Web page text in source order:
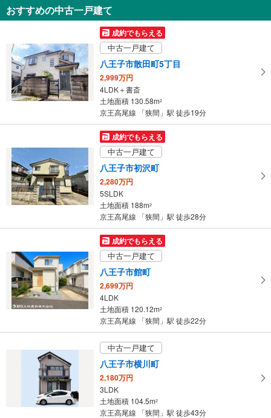
八王子市上壱分方町
3,099万円
4SLDK
土地面積 130.05m
京王高尾線 「狭間」駅 徒歩73分
おすすめの中古一戸建て
成約でもらえる
中古一戸建て
八王子市散田町5丁目
2,999万円
4LDK＋書斎
土地面積 130.58m2
京王高尾線 「狭間」駅 徒歩19分
成約でもらえる
中古一戸建て
八王子市初沢町
2,280万円
5SLDK
土地面積 188m2
京王高尾線 「狭間」駅 徒歩28分
成約でもらえる
中古一戸建て
八王子市館町
2,699万円
4LDK
土地面積 120.12m2
京王高尾線 「狭間」駅 徒歩22分
中古一戸建て
八王子市横川町
2,180万円
3LDK
土地面積 104.5m2
京王高尾線 「狭間」駅 徒歩43分